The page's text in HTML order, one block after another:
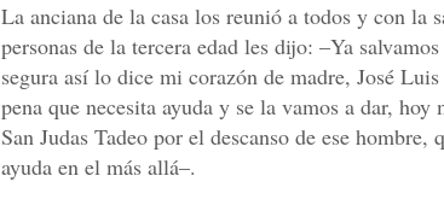
La anciana de la casa los reunió a todos y con la
personas de la tercera edad les dijo: –Ya
segura así lo dice mi corazón de madre, José
pena que necesita ayuda y se la vamos a dar, hoy
San Judas Tadeo por el descanso de ese hombre,
ayuda en el más allá–.